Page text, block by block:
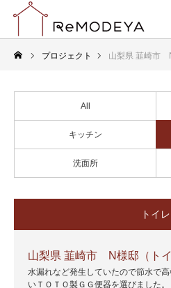
プロジェクト 山梨県 韮崎市
All
キッチン
洗面所
トイレ
山梨県 韮崎市 N様邸（トイ
水漏れなど発生していたので節水で
いＴＯＴＯ製ＧＧ便器を選びました。